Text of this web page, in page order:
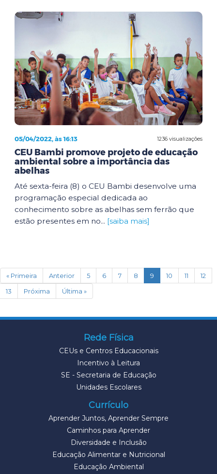
1236 visualizações
05/04/2022, às 16:13
CEU Bambi promove projeto de educação
ambiental sobre a importância das
abelhas
Até sexta-feira (8) o CEU Bambi desenvolve uma
programação especial dedicada ao
conhecimento sobre as abelhas sem ferrão que
estão presentes em no... [saiba mais]
« Primeira Anterior 5 6 7 8 9 (current)
10 11
12
13
Próxima Última »
Rede Física
CEUs e Centros Educacionais
Incentivo à Leitura
SE - Secretaria de Educação
Unidades Escolares
Currículo
Aprender Juntos, Aprender Sempre
Caminhos para Aprender
Diversidade e Inclusão
Educação Alimentar e Nutricional
Educação Ambiental